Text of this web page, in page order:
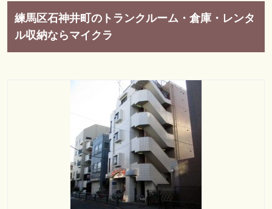
練馬区石神井町のトランクルーム・倉庫・レンタ
ル収納ならマイクラ